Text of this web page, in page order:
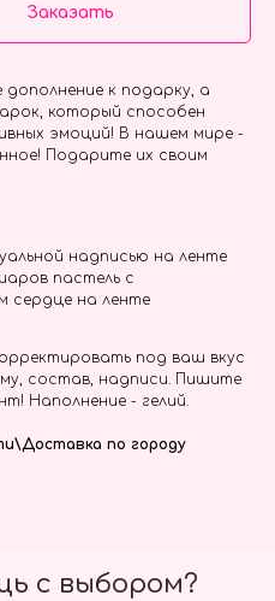
Заказать
к подарку, а
который способен
эмоций! В нашем мире -
Подарите их своим
надписью на ленте
пастель с
сердце на ленте
под ваш вкус
состав, надписи. Пишите
Наполнение - гелий.
по городу
с выбором?